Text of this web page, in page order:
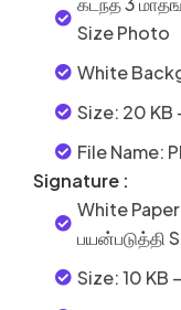
Size Photo
White
Size: 20 KB
File Name:
Signature :
White
பயன்படுத்தி
Size: 10 KB